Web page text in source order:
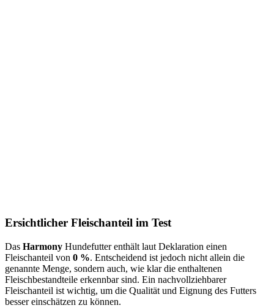
Ersichtlicher Fleischanteil im Test
Das Harmony Hundefutter enthält laut Deklaration einen
Fleischanteil von 0 %. Entscheidend ist jedoch nicht allein die
genannte Menge, sondern auch, wie klar die enthaltenen
Fleischbestandteile erkennbar sind. Ein nachvollziehbarer
Fleischanteil ist wichtig, um die Qualität und Eignung des Futters
besser einschätzen zu können.